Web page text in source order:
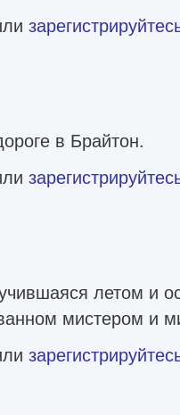
в Брайтон.
летом и
мистером и